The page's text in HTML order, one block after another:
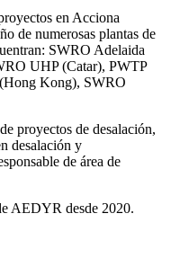
en Acciona
de numerosas plantas de
SWRO Adelaida
UHP (Catar), PWTP
Kong), SWRO
proyectos de desalación,
desalación y
de área de
AEDYR desde 2020.